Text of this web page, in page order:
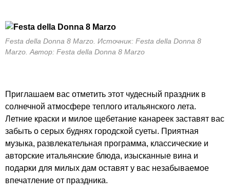
Festa della Donna 8 Marzo. Источник: Festa della Donna 8
Marzo. Автор: Festa della Donna 8 Marzo
Приглашаем вас отметить этот чудесный праздник в
солнечной атмосфере теплого итальянского лета.
Летние краски и милое щебетание канареек заставят вас
забыть о серых буднях городской суеты. Приятная
музыка, развлекательная программа, классические и
авторские итальянские блюда, изысканные вина и
подарки для милых дам оставят у вас незабываемое
впечатление от праздника.